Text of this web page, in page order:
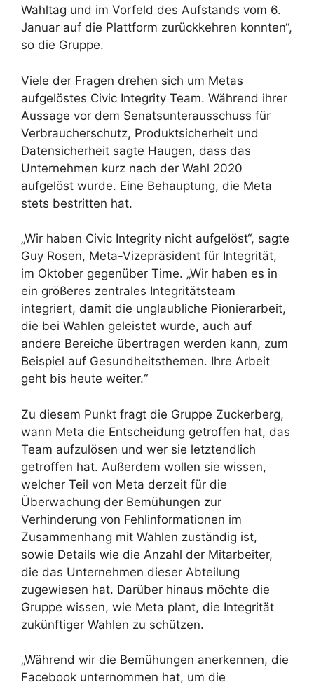
Wahltag und im Vorfeld des Aufstands vom 6.
Januar auf die Plattform zurückkehren konnten“,
so die Gruppe.
Viele der Fragen drehen sich um Metas
aufgelöstes Civic Integrity Team. Während ihrer
Aussage vor dem Senatsunterausschuss für
Verbraucherschutz, Produktsicherheit und
Datensicherheit sagte Haugen, dass das
Unternehmen kurz nach der Wahl 2020
aufgelöst wurde. Eine Behauptung, die Meta
stets bestritten hat.
„Wir haben Civic Integrity nicht aufgelöst“, sagte
Guy Rosen, Meta-Vizepräsident für Integrität,
im Oktober gegenüber Time. „Wir haben es in
ein größeres zentrales Integritätsteam
integriert, damit die unglaubliche Pionierarbeit,
die bei Wahlen geleistet wurde, auch auf
andere Bereiche übertragen werden kann, zum
Beispiel auf Gesundheitsthemen. Ihre Arbeit
geht bis heute weiter.“
Zu diesem Punkt fragt die Gruppe Zuckerberg,
wann Meta die Entscheidung getroffen hat, das
Team aufzulösen und wer sie letztendlich
getroffen hat. Außerdem wollen sie wissen,
welcher Teil von Meta derzeit für die
Überwachung der Bemühungen zur
Verhinderung von Fehlinformationen im
Zusammenhang mit Wahlen zuständig ist,
sowie Details wie die Anzahl der Mitarbeiter,
die das Unternehmen dieser Abteilung
zugewiesen hat. Darüber hinaus möchte die
Gruppe wissen, wie Meta plant, die Integrität
zukünftiger Wahlen zu schützen.
„Während wir die Bemühungen anerkennen, die
Facebook unternommen hat, um die